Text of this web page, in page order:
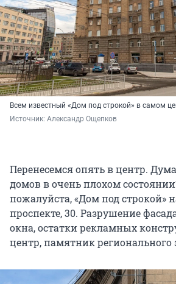
Всем известный «Дом под строкой» в самом
Источник: Александр Ощепков
Перенесемся опять в центр.
домов в очень плохом
пожалуйста, «Дом под строкой»
проспекте, 30. Разрушение
окна, остатки рекламных
центр, памятник регионального